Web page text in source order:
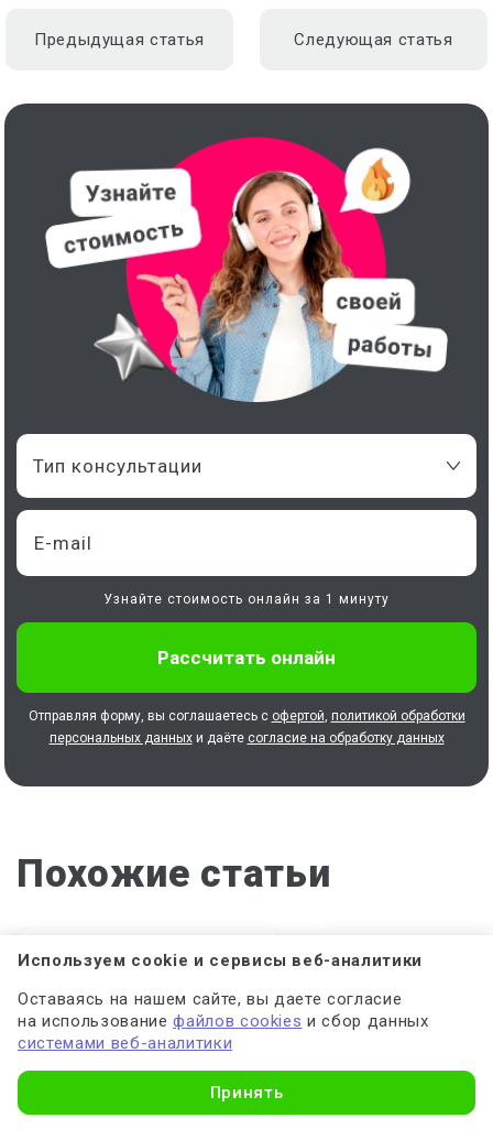
Предыдущая статья Следующая статья
Тип консультации
Узнайте стоимость онлайн за 1 минуту
Отправляя форму, вы соглашаетесь с офертой, политикой обработки
персональных данныхи даёте согласие на обработку данных
Похожие статьи
Службы интернета: основные
Кодирование
Используем cookie и сервисы веб-аналитики
Оставаясь на нашем сайте, вы даете согласие
на использованиефайлов cookies и сбор данных
системами веб-аналитики
Принять